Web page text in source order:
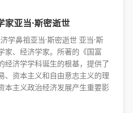
家亚当·斯密逝世
学鼻祖亚当·斯密逝世 亚当·斯
家、经济学家。所著的《国富
经济学学科诞生的根基，提供了
、资本主义和自由意志主义的理
本主义政治经济发展产生重要影